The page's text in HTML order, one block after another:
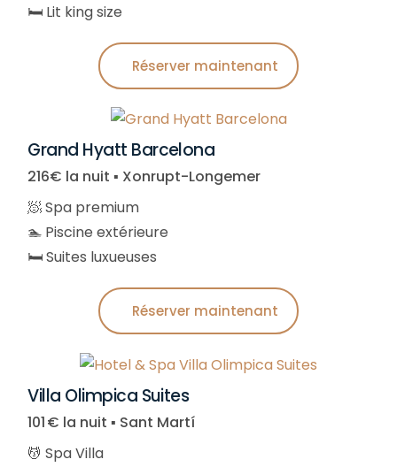
🛏️ Lit king size
Réserver maintenant
Grand Hyatt Barcelona
216€ la nuit ▪︎ Xonrupt-Longemer
🧖 Spa premium
🏊 Piscine extérieure
🛏️ Suites luxueuses
Réserver maintenant
Villa Olimpica Suites
101 € la nuit ▪︎ Sant Martí
💆 Spa Villa